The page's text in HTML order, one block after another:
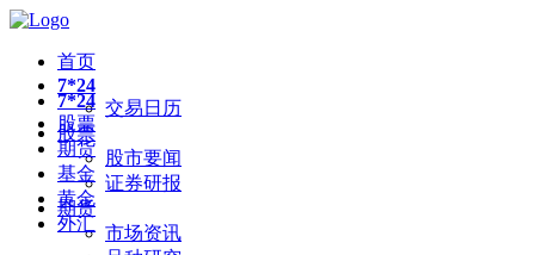
首页
7*24
交易日历
股票
股市要闻
证券研报
期货
市场资讯
7*24
股票
期货
基金
黄金
外汇